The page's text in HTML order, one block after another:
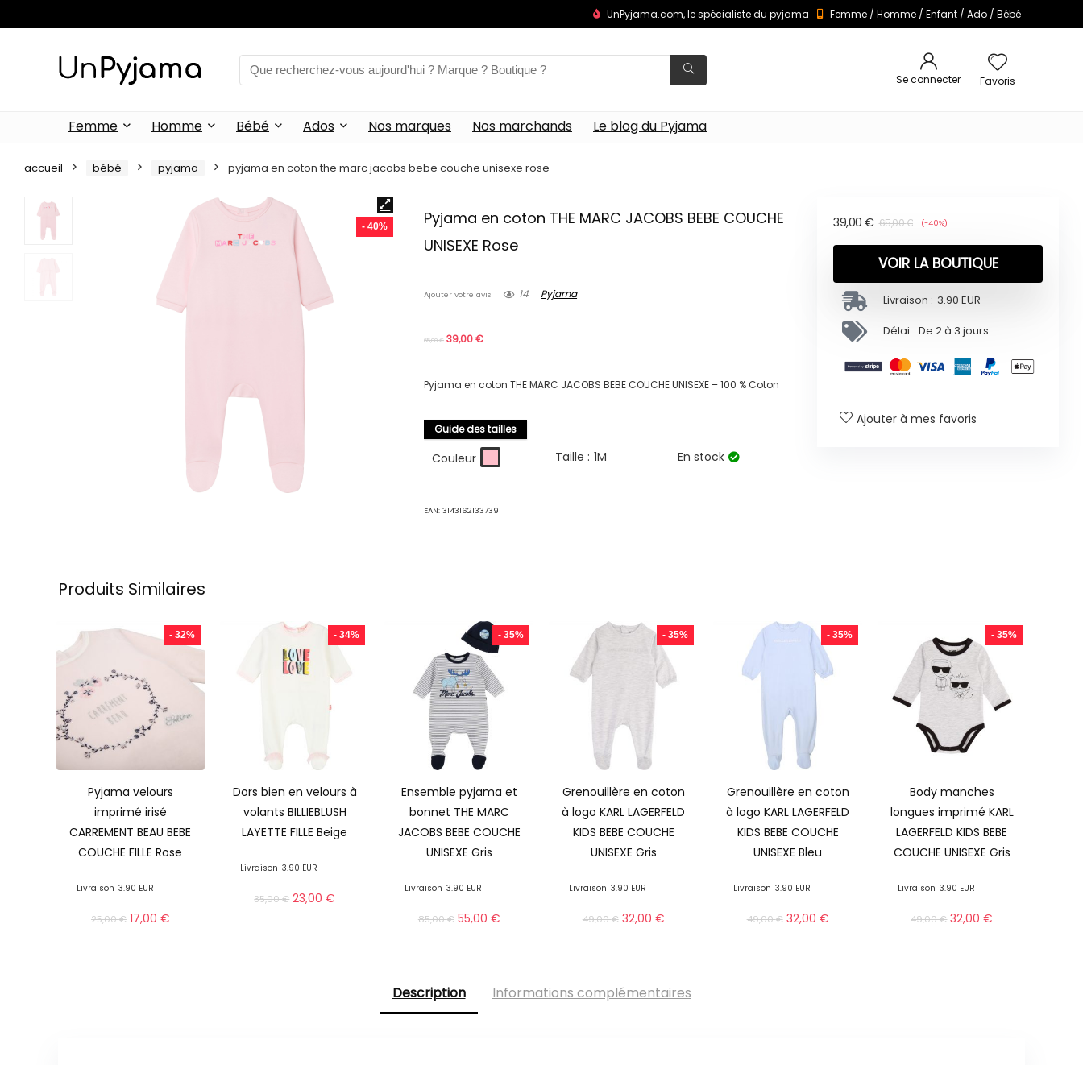
UnPyjama.com, le spécialiste du pyjama Femme / Homme / Enfant / Ado / Bébé
Se connecter Favoris
Femme Homme Bébé Ados Nos marques Nos marchands Le blog du Pyjama
accueil bébé pyjama pyjama en coton the marc jacobs bebe couche unisexe rose
- 40%
Pyjama en coton THE MARC JACOBS BEBE COUCHE
UNISEXE Rose
Ajouter votre avis 14 Pyjama
65,00€ 39,00€
Pyjama en coton THE MARC JACOBS BEBE COUCHE UNISEXE – 100 % Coton
Guide des tailles
Couleur Taille : 1M En stock
EAN:3143162133739
65,00€
39,00 € (-40%)
VOIR LA BOUTIQUE
Livraison : 3.90 EUR
Délai : De 2 à 3 jours
Ajouter à mes favoris
Produits Similaires
- 32%
Pyjama velours
imprimé irisé
CARREMENT BEAU BEBE
COUCHE FILLE Rose
Livraison 3.90 EUR
25,00€ 17,00 €
- 34%
Dors bien en velours à
volants BILLIEBLUSH
LAYETTE FILLE Beige
Livraison 3.90 EUR
35,00€ 23,00€
- 35%
Ensemble pyjama et
bonnet THE MARC
JACOBS BEBE COUCHE
UNISEXE Gris
Livraison 3.90 EUR
85,00€ 55,00 €
- 35%
Grenouillère en coton
à logo KARL LAGERFELD
KIDS BEBE COUCHE
UNISEXE Gris
Livraison 3.90 EUR
49,00€ 32,00 €
- 35%
Grenouillère en coton
à logo KARL LAGERFELD
KIDS BEBE COUCHE
UNISEXE Bleu
Livraison 3.90 EUR
49,00€ 32,00 €
- 35%
Body manches
longues imprimé KARL
LAGERFELD KIDS BEBE
COUCHE UNISEXE Gris
Livraison 3.90 EUR
49,00€ 32,00€
Description Informations complémentaires